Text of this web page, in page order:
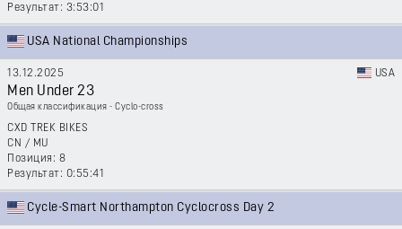
3:53:01
USA National Championships
13.12.2025 USA
Men Under 23
Общая классификация - Cyclo-cross
CXD TREK BIKES
CN / MU
8
0:55:41
Cycle-Smart Northampton Cyclocross Day 2